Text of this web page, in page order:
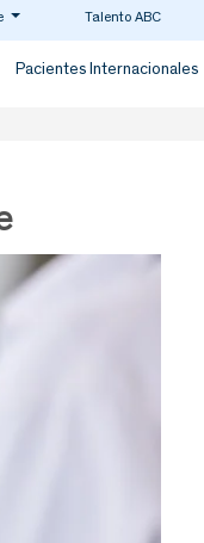
Talento ABC
Pacientes Internacionales